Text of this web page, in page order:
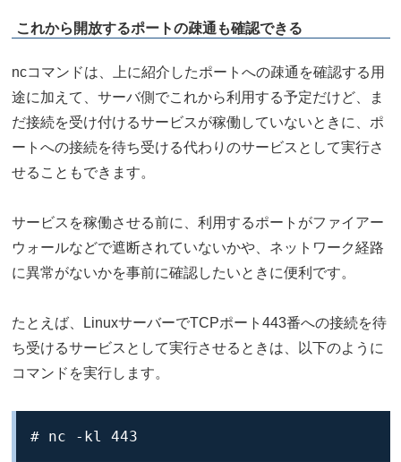
これから開放するポートの疎通も確認できる
ncコマンドは、上に紹介したポートへの疎通を確認する用
途に加えて、サーバ側でこれから利用する予定だけど、ま
だ接続を受け付けるサービスが稼働していないときに、ポ
ートへの接続を待ち受ける代わりのサービスとして実行さ
せることもできます。
サービスを稼働させる前に、利用するポートがファイアー
ウォールなどで遮断されていないかや、ネットワーク経路
に異常がないかを事前に確認したいときに便利です。
たとえば、LinuxサーバーでTCPポート443番への接続を待
ち受けるサービスとして実行させるときは、以下のように
コマンドを実行します。
# nc -kl 443